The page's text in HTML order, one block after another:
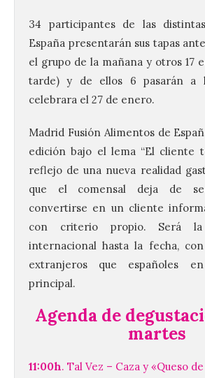
34 participantes de las
España presentarán sus tapas
el grupo de la mañana y otros 17
tarde) y de ellos 6 pasarán a
celebrara el 27 de enero.
Madrid Fusión Alimentos de
edición bajo el lema “El cliente
reflejo de una nueva realidad
que el comensal deja de
convertirse en un cliente
con criterio propio. Será
internacional hasta la fecha,
extranjeros que españoles
principal.
Agenda de
martes
11:00h. Tal Vez – Caza y «Queso